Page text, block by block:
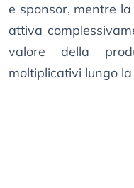
e sponsor, mentre la
attiva
valore della
moltiplicativi lungo